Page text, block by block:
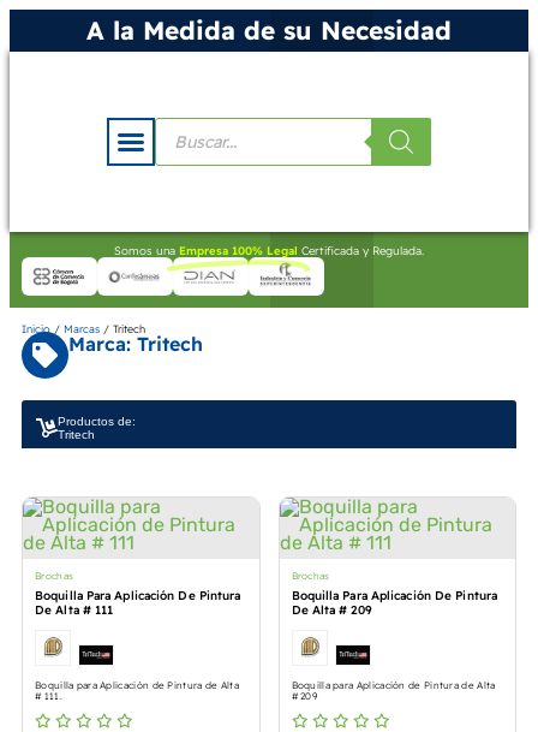
A la Medida de su Necesidad
Somos una Empresa 100% Legal Certificada y Regulada.
Inicio / Marcas / Tritech
Marca: Tritech
Productos de:
Tritech
Brochas
Boquilla Para Aplicación De Pintura
De Alta # 111
Boquilla para Aplicación de Pintura de Alta
# 111.
Brochas
Boquilla Para Aplicación De Pintura
De Alta # 209
Boquilla para Aplicación de Pintura de Alta
# 209